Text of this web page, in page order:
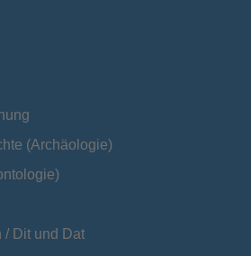
(Archäologie)
/ Dit und Dat